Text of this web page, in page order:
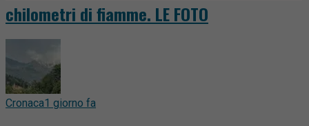
chilometri di fiamme. LE FOTO
Cronaca1 giorno fa